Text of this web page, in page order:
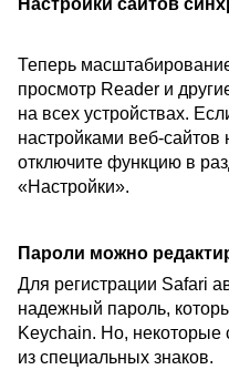
Теперь
просмотр Reader и
на всех устройствах.
настройками веб-сайтов
отключите функцию в
«Настройки».
Пароли можно
Для регистрации Safari
надежный пароль,
Keychain. Но, некоторые
из специальных знаков.